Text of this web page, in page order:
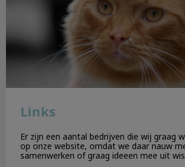
Links
Er zijn een aantal bedrijven die wij graag
op onze website, omdat we daar nauw
samenwerken of graag ideeen mee uit